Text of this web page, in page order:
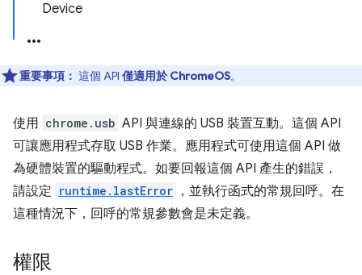
Device
重要事項： 這個 API 僅適用於 ChromeOS。
使用 chrome.usb API 與連線的 USB 裝置互動。這個 API
可讓應用程式存取 USB 作業。應用程式可使用這個 API 做
為硬體裝置的驅動程式。如要回報這個 API 產生的錯誤，
請設定 runtime.lastError ，並執行函式的常規回呼。在
這種情況下，回呼的常規參數會是未定義。
權限